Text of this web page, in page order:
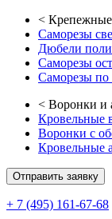
<
Саморезы
Дюбели
Саморезы
Саморезы по
< Воронки и
Кровельные
Воронки с
Кровельные
Отправить заявку
+ 7 (495) 161-67-68